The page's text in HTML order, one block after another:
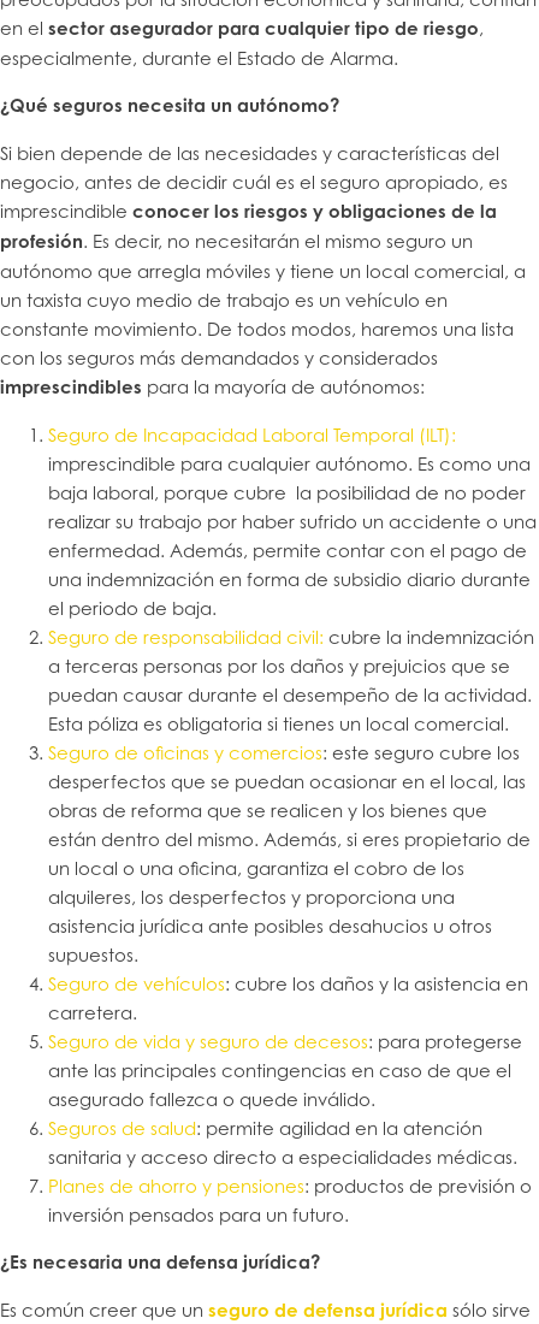
en el sector asegurador para cualquier tipo de riesgo,
especialmente, durante el Estado de Alarma.
¿Qué seguros necesita un autónomo?
Si bien depende de las necesidades y características del
negocio, antes de decidir cuál es el seguro apropiado, es
imprescindible conocer los riesgos y obligaciones de la
profesión. Es decir, no necesitarán el mismo seguro un
autónomo que arregla móviles y tiene un local comercial, a
un taxista cuyo medio de trabajo es un vehículo en
constante movimiento. De todos modos, haremos una lista
con los seguros más demandados y considerados
imprescindibles para la mayoría de autónomos:
Seguro de Incapacidad Laboral Temporal (ILT):
imprescindible para cualquier autónomo. Es como una
baja laboral, porque cubre la posibilidad de no poder
realizar su trabajo por haber sufrido un accidente o una
enfermedad. Además, permite contar con el pago de
una indemnización en forma de subsidio diario durante
el periodo de baja.
Seguro de responsabilidad civil: cubre la indemnización
a terceras personas por los daños y prejuicios que se
puedan causar durante el desempeño de la actividad.
Esta póliza es obligatoria si tienes un local comercial.
Seguro de oficinas y comercios: este seguro cubre los
desperfectos que se puedan ocasionar en el local, las
obras de reforma que se realicen y los bienes que
están dentro del mismo. Además, si eres propietario de
un local o una oficina, garantiza el cobro de los
alquileres, los desperfectos y proporciona una
asistencia jurídica ante posibles desahucios u otros
supuestos.
Seguro de vehículos: cubre los daños y la asistencia en
carretera.
Seguro de vida y seguro de decesos: para protegerse
ante las principales contingencias en caso de que el
asegurado fallezca o quede inválido.
Seguros de salud: permite agilidad en la atención
sanitaria y acceso directo a especialidades médicas.
Planes de ahorro y pensiones: productos de previsión o
inversión pensados para un futuro.
¿Es necesaria una defensa jurídica?
Es común creer que un seguro de defensa jurídica sólo sirve